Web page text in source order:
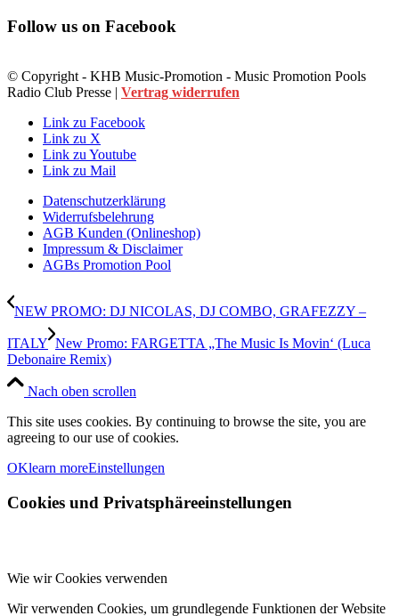
Follow us on Facebook
© Copyright - KHB Music-Promotion - Music Promotion Pools
Radio Club Presse | Vertrag widerrufen
Link zu Facebook
Link zu X
Link zu Youtube
Link zu Mail
Datenschutzerklärung
Widerrufsbelehrung
AGB Kunden (Onlineshop)
Impressum & Disclaimer
AGBs Promotion Pool
NEW PROMO: DJ NICOLAS, DJ COMBO, GRAFEZZY –
ITALY New Promo: FARGETTA „The Music Is Movin‘ (Luca
Debonaire Remix)
Nach oben scrollen
This site uses cookies. By continuing to browse the site, you are
agreeing to our use of cookies.
OKlearn moreEinstellungen
Cookies und Privatsphäreeinstellungen
Wie wir Cookies verwenden
Wir verwenden Cookies, um grundlegende Funktionen der Website